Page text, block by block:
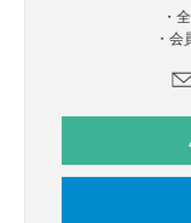
・
・